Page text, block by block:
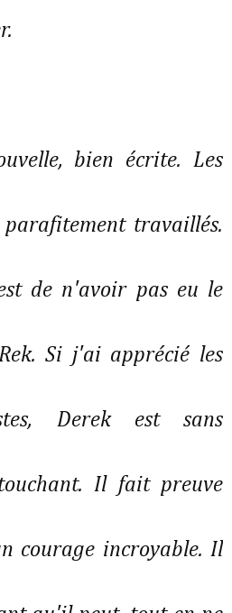
bien écrite. Les
parafitement travaillés.
de n'avoir pas eu le
Si j'ai apprécié les
Derek est sans
Il fait preuve
courage incroyable. Il